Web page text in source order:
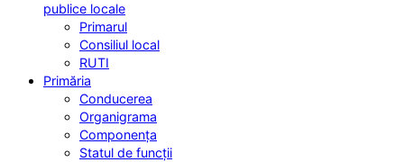
publice locale
Primarul
Consiliul local
RUTI
Primăria
Conducerea
Organigrama
Componența
Statul de funcții